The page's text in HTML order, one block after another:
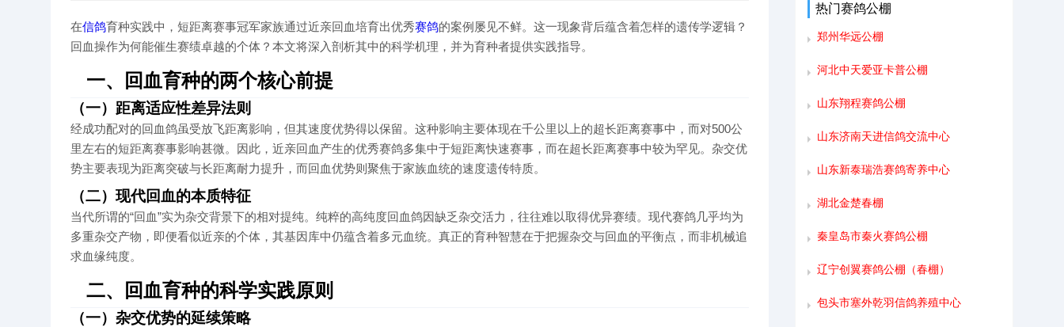
在信鸽育种实践中，短距离赛事冠军家族通过近亲回血培育出优秀赛鸽的案例屡见不鲜。这一现象背后蕴含着怎样的遗传学逻辑？
回血操作为何能催生赛绩卓越的个体？本文将深入剖析其中的科学机理，并为育种者提供实践指导。
一、回血育种的两个核心前提
（一）距离适应性差异法则
经成功配对的回血鸽虽受放飞距离影响，但其速度优势得以保留。这种影响主要体现在千公里以上的超长距离赛事中，而对500公
里左右的短距离赛事影响甚微。因此，近亲回血产生的优秀赛鸽多集中于短距离快速赛事，而在超长距离赛事中较为罕见。杂交优
势主要表现为距离突破与长距离耐力提升，而回血优势则聚焦于家族血统的速度遗传特质。
（二）现代回血的本质特征
当代所谓的“回血”实为杂交背景下的相对提纯。纯粹的高纯度回血鸽因缺乏杂交活力，往往难以取得优异赛绩。现代赛鸽几乎均为
多重杂交产物，即便看似近亲的个体，其基因库中仍蕴含着多元血统。真正的育种智慧在于把握杂交与回血的平衡点，而非机械追
求血缘纯度。
二、回血育种的科学实践原则
（一）杂交优势的延续策略
热门赛鸽公棚
郑州华远公棚
河北中天爱亚卡普公棚
山东翔程赛鸽公棚
山东济南天进信鸽交流中心
山东新泰瑞浩赛鸽寄养中心
湖北金楚春棚
秦皇岛市秦火赛鸽公棚
辽宁创翼赛鸽公棚（春棚）
包头市塞外乾羽信鸽养殖中心